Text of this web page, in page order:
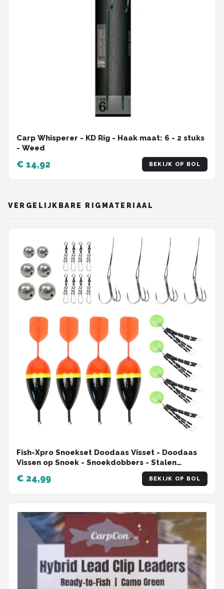
Carp Whisperer - KD Rig - Haak maat: 6 - 2 stuks
- Weed
€ 14,92 BEKIJK OP BOL
VERGELIJKBARE RIGMATERIAAL
Fish-Xpro Snoekset Doodaas Visset - Doodaas
Vissen op Snoek - Snoekdobbers - Stalen
€ 24,99 BEKIJK OP BOL